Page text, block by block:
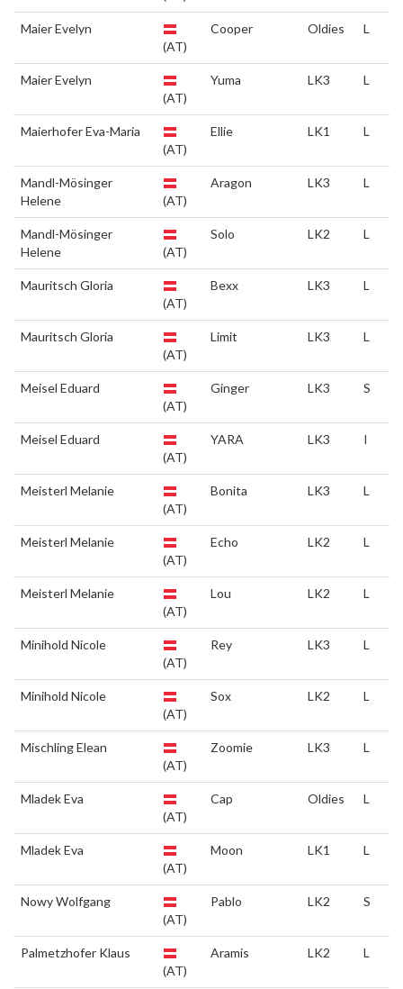
Maier Evelyn
(AT)
Cooper Oldies L
Maier Evelyn
(AT)
Yuma LK3 L
Maierhofer Eva-Maria
(AT)
Ellie LK1 L
Mandl-Mösinger
Helene
(AT)
Aragon LK3 L
Mandl-Mösinger
Helene
(AT)
Solo LK2 L
Mauritsch Gloria
(AT)
Bexx LK3 L
Mauritsch Gloria
(AT)
Limit LK3 L
Meisel Eduard
(AT)
Ginger LK3 S
Meisel Eduard
(AT)
YARA LK3 I
Meisterl Melanie
(AT)
Bonita LK3 L
Meisterl Melanie
(AT)
Echo LK2 L
Meisterl Melanie
(AT)
Lou LK2 L
Minihold Nicole
(AT)
Rey LK3 L
Minihold Nicole
(AT)
Sox LK2 L
Mischling Elean
(AT)
Zoomie LK3 L
Mladek Eva
(AT)
Cap Oldies L
Mladek Eva
(AT)
Moon LK1 L
Nowy Wolfgang
(AT)
Pablo LK2 S
Palmetzhofer Klaus
(AT)
Aramis LK2 L